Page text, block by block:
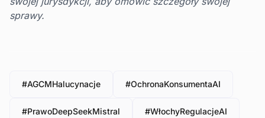
sprawy.
#AGCMHalucynacje #OchronaKonsumentaAI
#PrawoDeepSeekMistral #WłochyRegulacjeAI